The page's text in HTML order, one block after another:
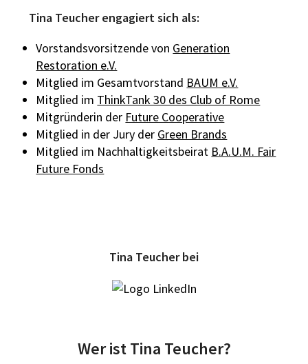
Tina Teucher engagiert sich als:
Vorstandsvorsitzende von Generation
Restoration e.V.
Mitglied im Gesamtvorstand BAUM e.V.
Mitglied im ThinkTank 30 des Club of Rome
Mitgründerin der Future Cooperative
Mitglied in der Jury der Green Brands
Mitglied im Nachhaltigkeitsbeirat B.A.U.M. Fair
Future Fonds
Tina Teucher bei
Wer ist Tina Teucher?